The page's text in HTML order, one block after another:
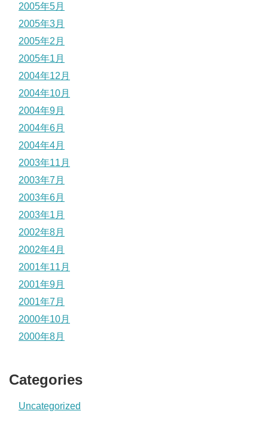
2005年5月
2005年3月
2005年2月
2005年1月
2004年12月
2004年10月
2004年9月
2004年6月
2004年4月
2003年11月
2003年7月
2003年6月
2003年1月
2002年8月
2002年4月
2001年11月
2001年9月
2001年7月
2000年10月
2000年8月
Categories
Uncategorized